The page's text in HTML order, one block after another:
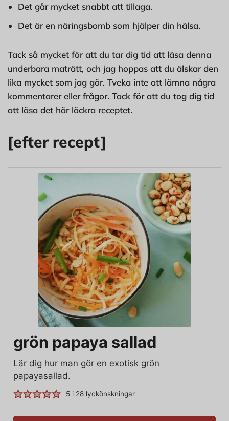
Det går mycket snabbt att tillaga.
Det är en näringsbomb som hjälper din hälsa.
Tack så mycket för att du tar dig tid att läsa denna
underbara maträtt, och jag hoppas att du älskar den
lika mycket som jag gör. Tveka inte att lämna några
kommentarer eller frågor. Tack för att du tog dig tid
att läsa det här läckra receptet.
[efter recept]
grön papaya sallad
Lär dig hur man gör en exotisk grön
papayasallad.
5 i 28 lyckönskningar